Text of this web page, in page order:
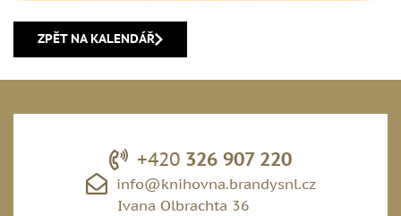
ZPĚT NA KALENDÁŘ
+420 326 907 220
info@knihovna.brandysnl.cz
Ivana Olbrachta 36